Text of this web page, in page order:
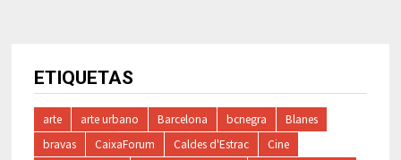
ETIQUETAS
arte arte urbano Barcelona bcnegra
Blanes
bravas
CaixaForum Caldes d'Estrac Cine